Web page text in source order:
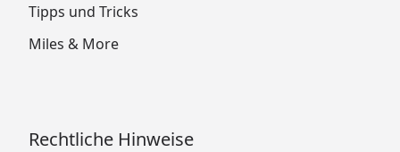
Tipps und Tricks
Miles & More
Rechtliche Hinweise